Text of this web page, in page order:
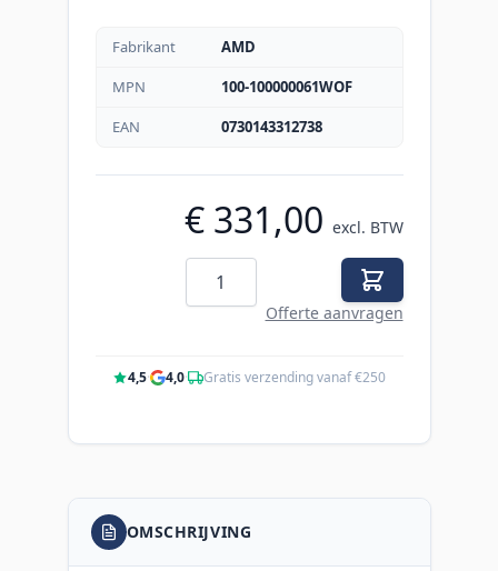
Fabrikant
AMD
MPN
100-100000061WOF
EAN
0730143312738
€ 331,00 excl. BTW
Aantal
Offerte aanvragen
4,5· 4,0· Gratis verzending vanaf €250
OMSCHRIJVING